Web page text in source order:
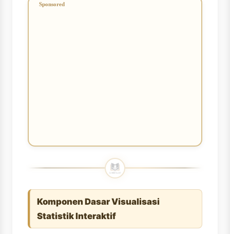
Komponen Dasar Visualisasi
Statistik Interaktif